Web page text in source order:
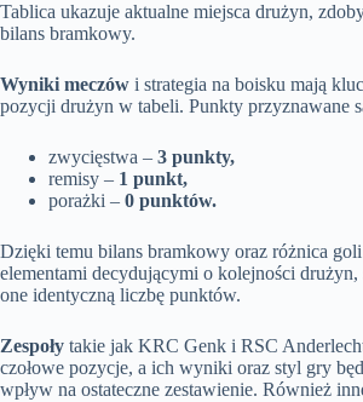
Tablica ukazuje aktualne miejsca drużyn,
bilans bramkowy.
Wyniki meczów i strategia na boisku mają
pozycji drużyn w tabeli. Punkty przyznawane
zwycięstwa – 3 punkty,
remisy – 1 punkt,
porażki – 0 punktów.
Dzięki temu bilans bramkowy oraz różnica
elementami decydującymi o kolejności
one identyczną liczbę punktów.
Zespoły takie jak KRC Genk i RSC
czołowe pozycje, a ich wyniki oraz styl gry
wpływ na ostateczne zestawienie. Również